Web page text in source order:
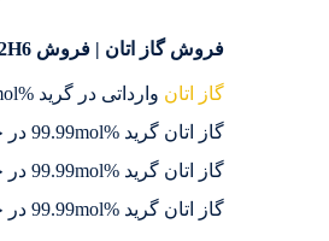
فروش گاز اتان | فروش C2H6| فروش Ethane | گاز اتان | اتان | اتان وارداتی | C2H6 | Ethane
گاز اتان وارداتی در گرید %99.99mol موجود و آماده تحویل میباشد.
گاز اتان گرید %99.99mol در حجم 5 لیتری با فشار 0.75 کیلوگرم در سیلندر کربن استیل موجود میباشد.
گاز اتان گرید %99.99mol در حجم 10 لیتری با فشار1.5 کیلوگرم در سیلندر کربن استیل موجود میباشد.
گاز اتان گرید %99.99mol در حجم 50 لیتری با فشار 15 کیلوگرم در سیلندر کربن استیل موجود میباشد.